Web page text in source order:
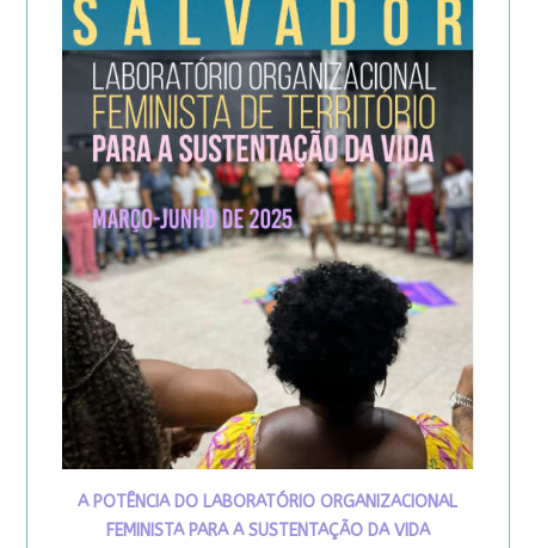
A POTÊNCIA DO LABORATÓRIO ORGANIZACIONAL
FEMINISTA PARA A SUSTENTAÇÃO DA VIDA